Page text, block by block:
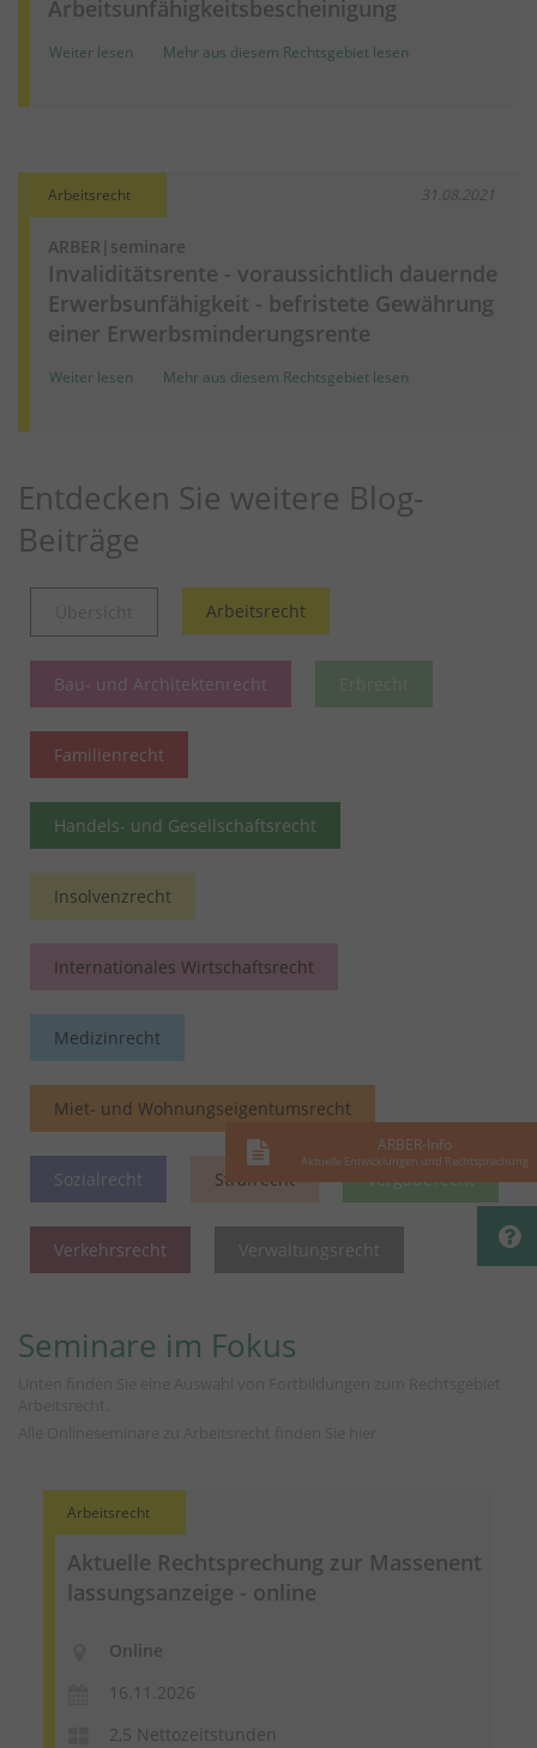
Arbeitsunfähigkeitsbescheinigung
Weiter lesen Mehr aus diesem Rechtsgebiet lesen
Arbeitsrecht 31.08.2021
ARBER|seminare
Invaliditätsrente - voraussichtlich dauernde
Erwerbsunfähigkeit - befristete Gewährung
einer Erwerbsminderungsrente
Weiter lesen Mehr aus diesem Rechtsgebiet lesen
Entdecken Sie weitere Blog-
Beiträge
Arbeitsrecht
Bau- und Architektenrecht
Familienrecht
Handels- und Gesellschaftsrecht
Insolvenzrecht
Internationales Wirtschaftsrecht
Medizinrecht
Miet- und Wohnungseigentumsrecht
Sozialrecht Strafrecht Vergaberecht
Verkehrsrecht Verwaltungsrecht
Seminare im Fokus
Arbeitsrecht
Aktuelle Rechtsprechung zur Massenent
lassungsanzeige - online
Online
16.11.2026
2,5 Nettozeitstunden
ARBER-Info
Aktuelle Entwicklungen und Rechtsprechung